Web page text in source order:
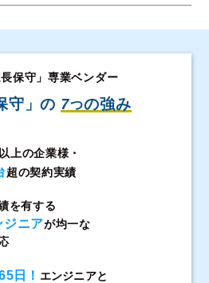
保守」専業ベンダー
守」の 7つの強み
以上の企業様・
超の契約実績
を有する
ジニアが均一な
日！ エンジニアと